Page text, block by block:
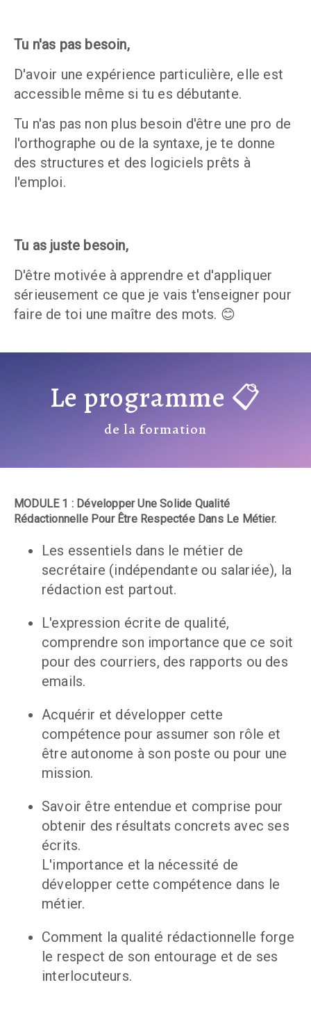
Tu n'as pas besoin,
D'avoir une expérience particulière, elle est
accessible même si tu es débutante.
Tu n'as pas non plus besoin d'être une pro de
l'orthographe ou de la syntaxe, je te donne
des structures et des logiciels prêts à
l'emploi.
Tu as juste besoin,
D'être motivée à apprendre et d'appliquer
sérieusement ce que je vais t'enseigner pour
faire de toi une maître des mots. 😊
Le programme 📋
de la formation
MODULE 1 : Développer Une Solide Qualité
Rédactionnelle Pour Être Respectée Dans Le Métier.
Les essentiels dans le métier de
secrétaire (indépendante ou salariée), la
rédaction est partout.
L'expression écrite de qualité,
comprendre son importance que ce soit
pour des courriers, des rapports ou des
emails.
Acquérir et développer cette
compétence pour assumer son rôle et
être autonome à son poste ou pour une
mission.
Savoir être entendue et comprise pour
obtenir des résultats concrets avec ses
écrits.
L'importance et la nécessité de
développer cette compétence dans le
métier.
Comment la qualité rédactionnelle forge
le respect de son entourage et de ses
interlocuteurs.